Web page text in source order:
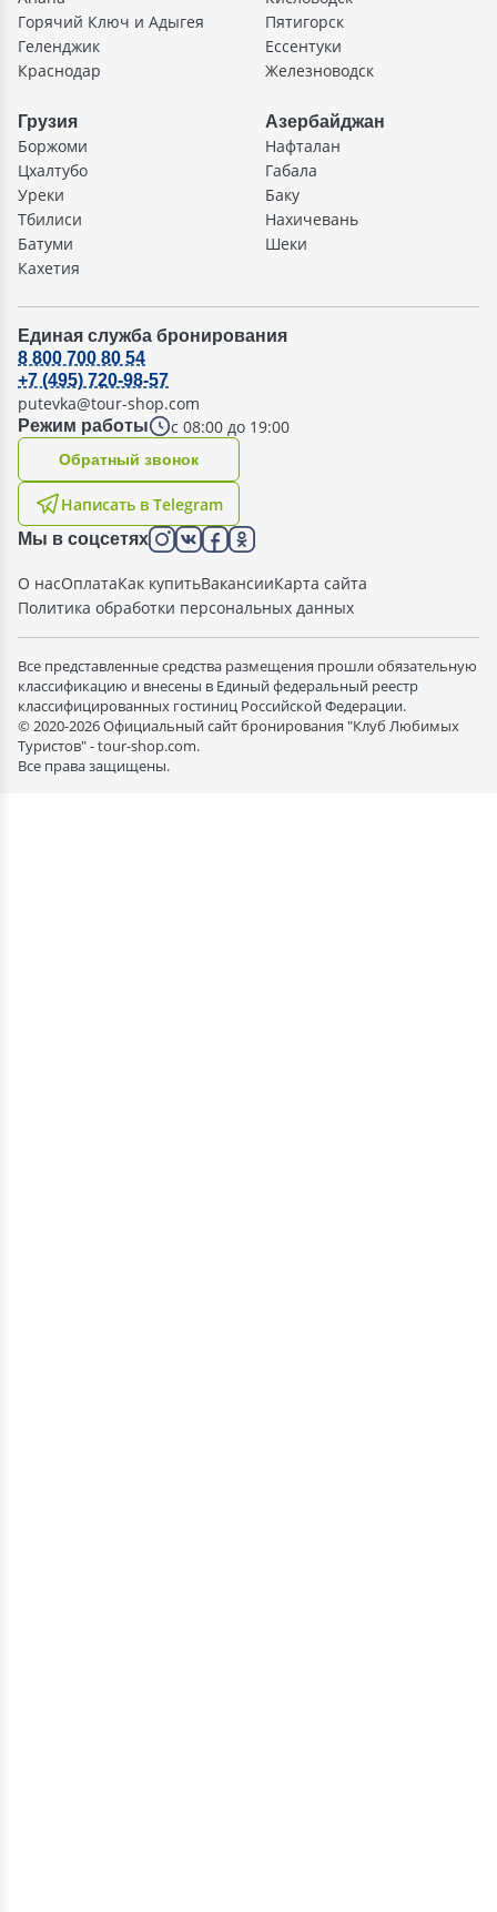
Горячий Ключ и Адыгея
Геленджик
Краснодар
Пятигорск
Ессентуки
Железноводск
Грузия
Боржоми
Цхалтубо
Уреки
Тбилиси
Батуми
Кахетия
Азербайджан
Нафталан
Габала
Баку
Нахичевань
Шеки
Единая служба бронирования
Режим работы с 08:00 до 19:00
8 800 700 80 54
+7 (495) 720-98-57
putevka@tour-shop.com
Написать в Telegram
Oбратный звонок
Мы в соцсетях
О насОплатаКак купитьВакансииКарта сайта
Политика обработки персональных данных
Все представленные средства размещения прошли обязательную
классификацию и внесены в Единый федеральный реестр
классифицированных гостиниц Российской Федерации.
© 2020-2026 Официальный сайт бронирования "Клуб Любимых
Туристов" - tour-shop.com.
Все права защищены.